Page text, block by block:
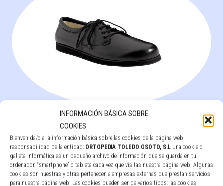
INFORMACIÓN BÁSICA SOBRE
COOKIES
Bienvenida/o a la información básica sobre las cookies de la página web
responsabilidad de la entidad: ORTOPEDIA TOLEDO GSOTO, S.L Una cookie o
galleta informática es un pequeño archivo de información que se guarda en tu
ordenador, “smartphone” o tableta cada vez que visitas nuestra página web. Algunas
cookies son nuestras y otras pertenecen a empresas externas que prestan servicios
para nuestra página web. Las cookies pueden ser de varios tipos: las cookies
Zapato Unisex Plastazote Negro Ortopedico
Leer más